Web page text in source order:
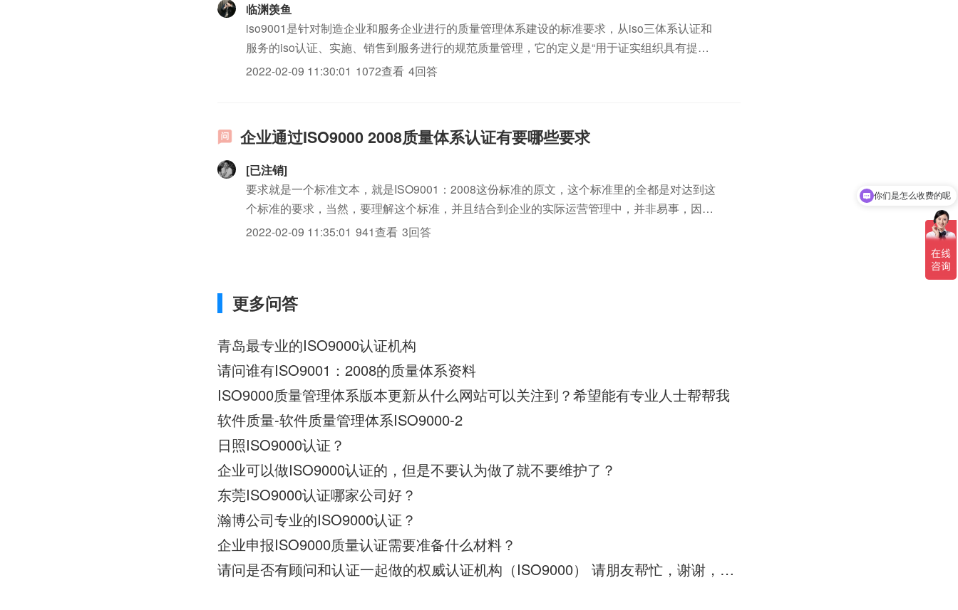
临渊羡鱼
iso9001是针对制造企业和服务企业进行的质量管理体系建设的标准要求，从iso三体系认证和
服务的iso认证、实施、销售到服务进行的规范质量管理，它的定义是“用于证实组织具有提供
满足顾客要求和适用法规要求的iso三体系认证的能力，目的在于增进顾客满意。随着iso体系
2022-02-09 11:30:01 1072查看 4回答
企业通过ISO9000 2008质量体系认证有要哪些要求
[已注销]
要求就是一个标准文本，就是ISO9001：2008这份标准的原文，这个标准里的全都是对达到这
个标准的要求，当然，要理解这个标准，并且结合到企业的实际运营管理中，并非易事，因此
一般要请熟悉标准的人员来负责这个体系推行，或者请辅导老师协助做此项工作。
2022-02-09 11:35:01 941查看 3回答
更多问答
青岛最专业的ISO9000认证机构
请问谁有ISO9001：2008的质量体系资料
ISO9000质量管理体系版本更新从什么网站可以关注到？希望能有专业人士帮帮我
软件质量-软件质量管理体系ISO9000-2
日照ISO9000认证？
企业可以做ISO9000认证的，但是不要认为做了就不要维护了？
东莞ISO9000认证哪家公司好？
瀚博公司专业的ISO9000认证？
企业申报ISO9000质量认证需要准备什么材料？
请问是否有顾问和认证一起做的权威认证机构（ISO9000） 请朋友帮忙，谢谢，急！
你们是怎么收费的呢